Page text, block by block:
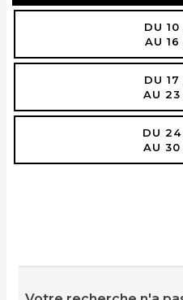
DU
AU 16
DU
AU 23
DU
AU 30